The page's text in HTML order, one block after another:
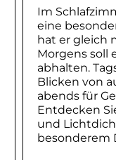
Im
eine
hat er gleich
Morgens soll
abhalten.
Blicken von
abends für
Entdecken
und
besonderem